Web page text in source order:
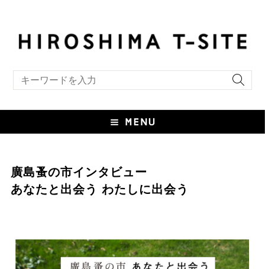
廣島蚤の市インタビュー
あなたと出会う わたしに出会う